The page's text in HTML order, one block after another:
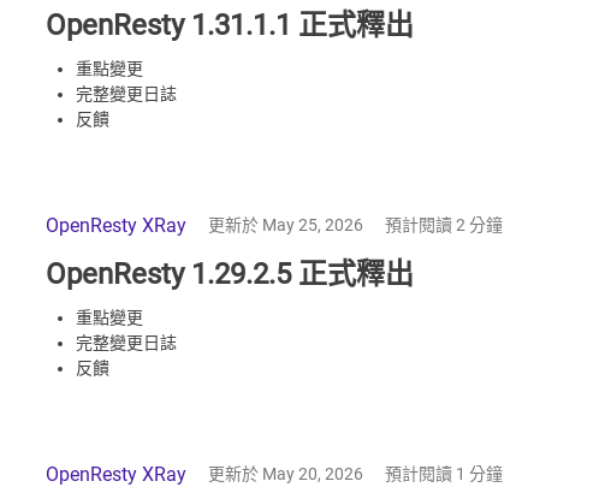
OpenResty 1.31.1.1 正式釋出
重點變更
完整變更日誌
反饋
OpenResty XRay 更新於 May 25, 2026 預計閱讀 2 分鐘
OpenResty 1.29.2.5 正式釋出
重點變更
完整變更日誌
反饋
OpenResty XRay 更新於 May 20, 2026 預計閱讀 1 分鐘